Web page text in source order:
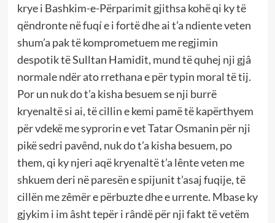
krye i Bashkim-e-Përparimit gjithsa kohë qi ky të
qëndronte në fuqí e i fortë dhe ai t’a ndiente veten
shum’a pak të komprometuem me regjimin
despotik të Sulltan Hamidit, mund të quhej nji gjâ
normale ndër ato rrethana e për typin moral të tij.
Por un nuk do t’a kisha besuem se nji burrë
kryenaltë si ai, të cillin e kemi pamë të kapërthyem
për vdekë me syprorin e vet Tatar Osmanin për nji
pikë sedri pavênd, nuk do t’a kisha besuem, po
them, qi ky njeri aqë kryenaltë t’a lênte veten me
shkuem deri në paresën e spijunit t’asaj fuqije, të
cillën me zêmër e përbuzte dhe e urrente. Mbase ky
gjykim i im âsht tepër i rândë për nji fakt të vetëm